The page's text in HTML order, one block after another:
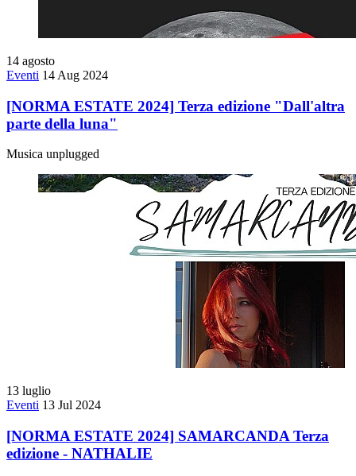
14 agosto
Eventi 14 Aug 2024
[NORMA ESTATE 2024] Terza edizione "Dall'altra
parte della luna"
Musica unplugged
13 luglio
Eventi 13 Jul 2024
[NORMA ESTATE 2024] SAMARCANDA Terza
edizione - NATHALIE